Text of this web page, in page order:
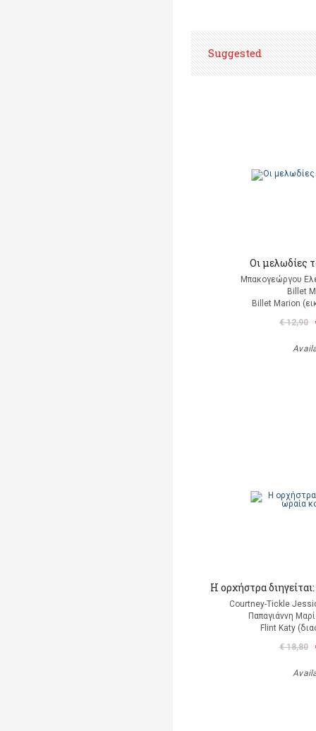
Suggested
Οι μελωδίες
Μπακογεώργου
Billet
Billet Marion
€ 12,90
Η ορχήστρα
Courtney-Tickle
Παπαγιάννη
Flint Katy
€ 18,80